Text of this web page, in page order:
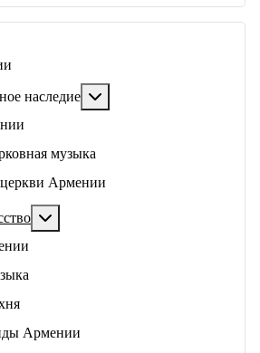
наследие
музыка
Армении
Армении